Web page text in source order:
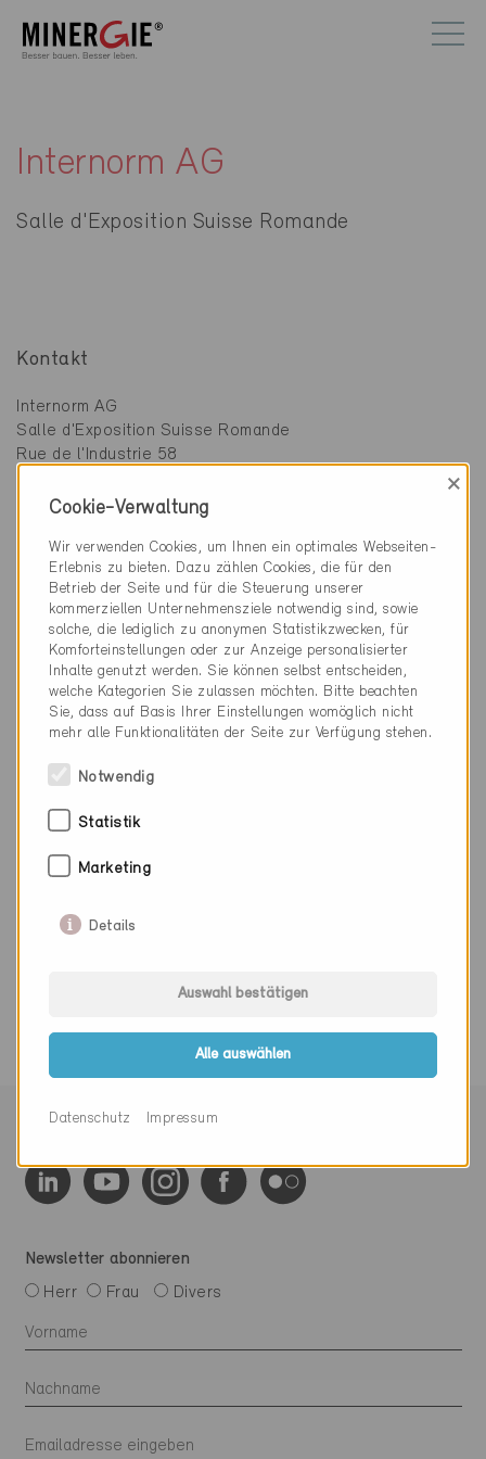
Internorm AG
Salle d'Exposition Suisse Romande
Kontakt
Internorm AG
Salle d'Exposition Suisse Romande
Rue de l'Industrie 58
0848 003 333
info-swiss@internorm.com
www.internorm.ch
Kategorie
Ausführung
Fenster, Türen, Sonnenschutz
Mit Minergie vernetzen
Newsletter abonnieren
Herr
Frau Divers
Cookie-Verwaltung
×
Wir verwenden Cookies, um Ihnen ein optimales Webseiten-
Erlebnis zu bieten. Dazu zählen Cookies, die für den
Betrieb der Seite und für die Steuerung unserer
kommerziellen Unternehmensziele notwendig sind, sowie
solche, die lediglich zu anonymen Statistikzwecken, für
Komforteinstellungen oder zur Anzeige personalisierter
Inhalte genutzt werden. Sie können selbst entscheiden,
welche Kategorien Sie zulassen möchten. Bitte beachten
Sie, dass auf Basis Ihrer Einstellungen womöglich nicht
mehr alle Funktionalitäten der Seite zur Verfügung stehen.
Notwendig
Statistik
Marketing
Details
Auswahl bestätigen
Alle auswählen
Datenschutz Impressum